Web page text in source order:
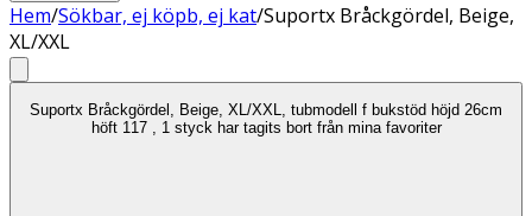
Hem/Sökbar, ej köpb, ej kat/Suportx Bråckgördel, Beige,
XL/XXL
Suportx Bråckgördel, Beige, XL/XXL, tubmodell f bukstöd höjd 26cm
höft 117 , 1 styck har tagits bort från mina favoriter